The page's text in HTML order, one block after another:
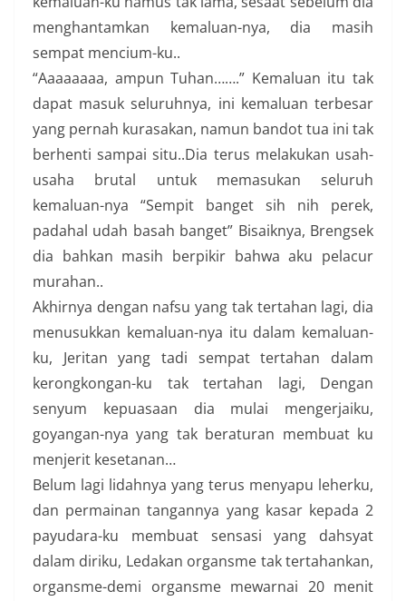
menghantamkan kemaluan-nya, dia masih
sempat mencium-ku..
“Aaaaaaaa, ampun Tuhan…….” Kemaluan itu tak
dapat masuk seluruhnya, ini kemaluan terbesar
yang pernah kurasakan, namun bandot tua ini tak
berhenti sampai situ..Dia terus melakukan usah-
usaha brutal untuk memasukan seluruh
kemaluan-nya “Sempit banget sih nih perek,
padahal udah basah banget” Bisaiknya, Brengsek
dia bahkan masih berpikir bahwa aku pelacur
murahan..
Akhirnya dengan nafsu yang tak tertahan lagi, dia
menusukkan kemaluan-nya itu dalam kemaluan-
ku, Jeritan yang tadi sempat tertahan dalam
kerongkongan-ku tak tertahan lagi, Dengan
senyum kepuasaan dia mulai mengerjaiku,
goyangan-nya yang tak beraturan membuat ku
menjerit kesetanan…
Belum lagi lidahnya yang terus menyapu leherku,
dan permainan tangannya yang kasar kepada 2
payudara-ku membuat sensasi yang dahsyat
dalam diriku, Ledakan organsme tak tertahankan,
organsme-demi organsme mewarnai 20 menit